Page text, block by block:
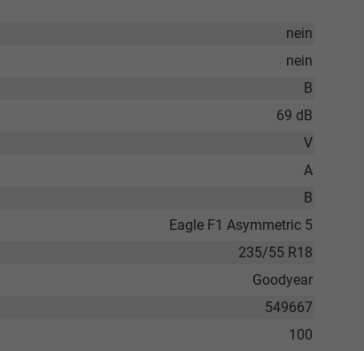
nein
nein
B
69 dB
V
A
B
Eagle F1 Asymmetric 5
235/55 R18
Goodyear
549667
100